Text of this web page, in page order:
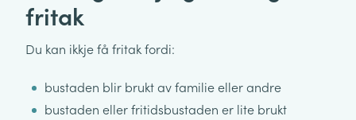
fritak
Du kan ikkje få fritak fordi:
bustaden blir brukt av familie eller andre
bustaden eller fritidsbustaden er lite brukt